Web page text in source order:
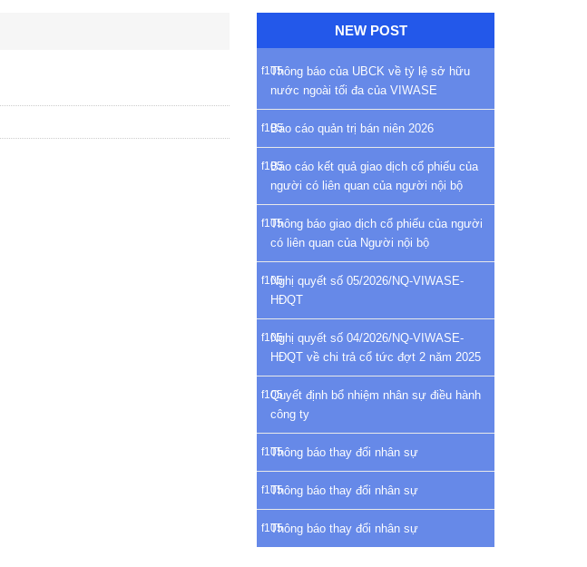
NEW POST
Thông báo của UBCK về tỷ lệ sở hữu
nước ngoài tối đa của VIWASE
Báo cáo quản trị bán niên 2026
Báo cáo kết quả giao dịch cổ phiếu của
người có liên quan của người nội bộ
Thông báo giao dịch cổ phiếu của người
có liên quan của Người nội bộ
Nghị quyết số 05/2026/NQ-VIWASE-
HĐQT
Nghị quyết số 04/2026/NQ-VIWASE-
HĐQT về chi trả cổ tức đợt 2 năm 2025
Quyết định bổ nhiệm nhân sự điều hành
công ty
Thông báo thay đổi nhân sự
Thông báo thay đổi nhân sự
Thông báo thay đổi nhân sự